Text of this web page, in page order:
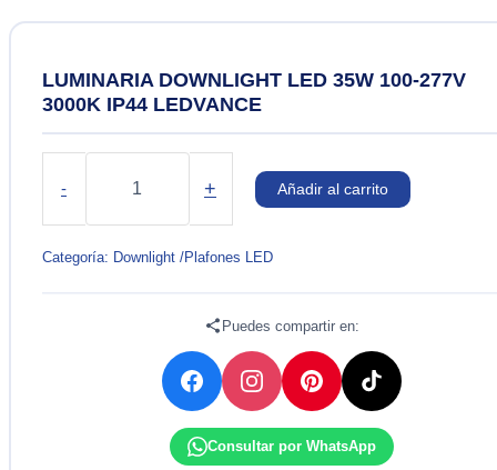
LUMINARIA DOWNLIGHT LED 35W 100-277V
3000K IP44 LEDVANCE
-
DOWNLIGHT
35W
100-
+ Añadir al carrito
Categoría: Downlight /Plafones LED
Puedes compartir en:
Consultar por WhatsApp